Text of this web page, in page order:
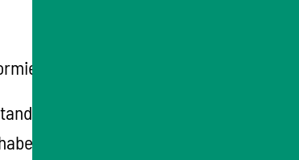
Sie sich vorab.
Wenn Sie den Gegenstand
wird die Stadt oder die